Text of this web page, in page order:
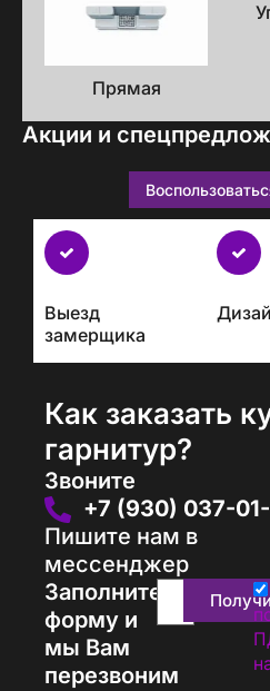
исполнения
Прямая
Акции и
Бесплатно
с
проектом
Выезд
замерщика
Как заказать
гарнитур?
Звоните
+7 (930) 037-
Пишите нам в
мессенджер
Заполните
форму и
мы Вам
перезвоним